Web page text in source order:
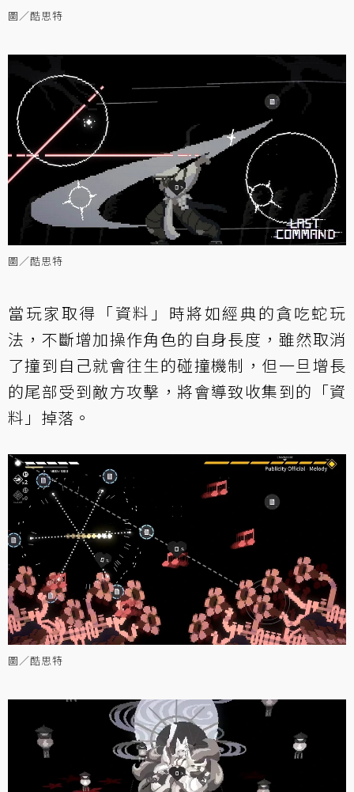
圖／酷思特
圖／酷思特
當玩家取得「資料」時將如經典的貪吃蛇玩
法，不斷增加操作角色的自身長度，雖然取消
了撞到自己就會往生的碰撞機制，但一旦增長
的尾部受到敵方攻擊，將會導致收集到的「資
料」掉落。
圖／酷思特